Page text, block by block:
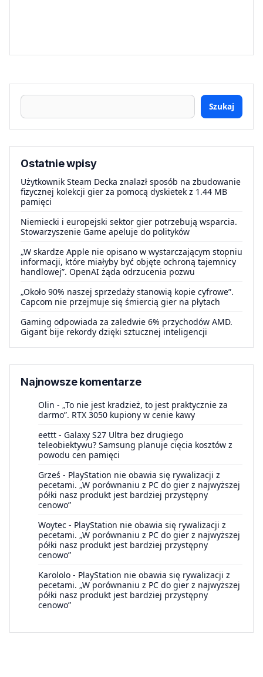
Szukaj
Ostatnie wpisy
Użytkownik Steam Decka znalazł sposób na zbudowanie
fizycznej kolekcji gier za pomocą dyskietek z 1.44 MB
pamięci
Niemiecki i europejski sektor gier potrzebują wsparcia.
Stowarzyszenie Game apeluje do polityków
„W skardze Apple nie opisano w wystarczającym stopniu
informacji, które miałyby być objęte ochroną tajemnicy
handlowej”. OpenAI żąda odrzucenia pozwu
„Około 90% naszej sprzedaży stanowią kopie cyfrowe”.
Capcom nie przejmuje się śmiercią gier na płytach
Gaming odpowiada za zaledwie 6% przychodów AMD.
Gigant bije rekordy dzięki sztucznej inteligencji
Najnowsze komentarze
Olin - „To nie jest kradzież, to jest praktycznie za
darmo”. RTX 3050 kupiony w cenie kawy
eettt - Galaxy S27 Ultra bez drugiego
teleobiektywu? Samsung planuje cięcia kosztów z
powodu cen pamięci
Grześ - PlayStation nie obawia się rywalizacji z
pecetami. „W porównaniu z PC do gier z najwyższej
półki nasz produkt jest bardziej przystępny
cenowo”
Woytec - PlayStation nie obawia się rywalizacji z
pecetami. „W porównaniu z PC do gier z najwyższej
półki nasz produkt jest bardziej przystępny
cenowo”
Karololo - PlayStation nie obawia się rywalizacji z
pecetami. „W porównaniu z PC do gier z najwyższej
półki nasz produkt jest bardziej przystępny
cenowo”